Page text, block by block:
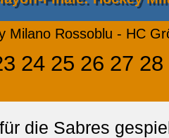
Milano Rossoblu - HC
24 25 26 27 28
die Sabres